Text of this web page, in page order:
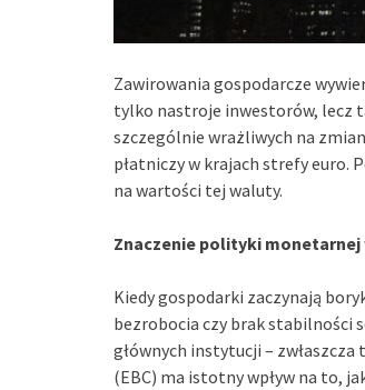
Zawirowania gospodarcze
tylko nastroje inwestorów, lecz
szczególnie wrażliwych na
płatniczy w krajach strefy euro.
na wartości tej waluty.
Znaczenie polityki monetarnej
Kiedy gospodarki zaczynają
bezrobocia czy brak stabilności
głównych instytucji –
(EBC) ma istotny wpływ na to,